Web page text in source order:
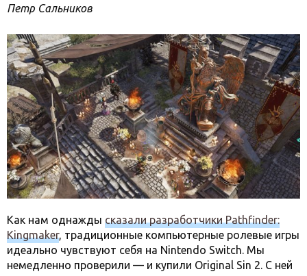
Петр Сальников
Как нам однажды сказали разработчики Pathfinder:
Kingmaker, традиционные компьютерные ролевые игры
идеально чувствуют себя на Nintendo Switch. Мы
немедленно проверили — и купили Original Sin 2. С ней